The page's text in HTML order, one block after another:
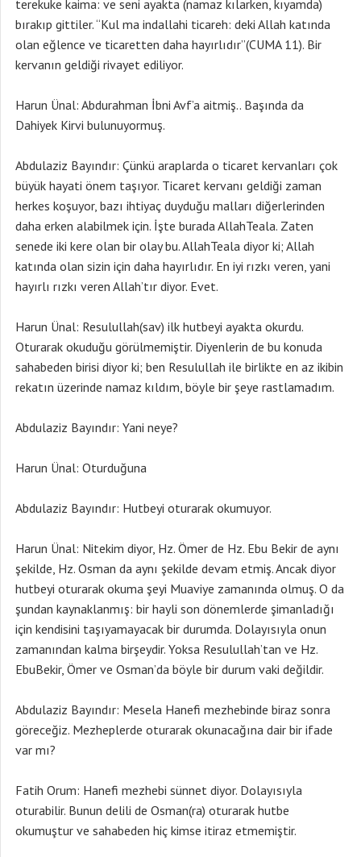
terekuke kaima: ve seni ayakta (namaz kılarken, kıyamda)
bırakıp gittiler. “Kul ma indallahi ticareh: deki Allah katında
olan eğlence ve ticaretten daha hayırlıdır”(CUMA 11). Bir
kervanın geldiği rivayet ediliyor.
Harun Ünal: Abdurahman İbni Avf’a aitmiş.. Başında da
Dahiyek Kirvi bulunuyormuş.
Abdulaziz Bayındır: Çünkü araplarda o ticaret kervanları çok
büyük hayati önem taşıyor. Ticaret kervanı geldiği zaman
herkes koşuyor, bazı ihtiyaç duyduğu malları diğerlerinden
daha erken alabilmek için. İşte burada AllahTeala. Zaten
senede iki kere olan bir olay bu. AllahTeala diyor ki; Allah
katında olan sizin için daha hayırlıdır. En iyi rızkı veren, yani
hayırlı rızkı veren Allah’tır diyor. Evet.
Harun Ünal: Resulullah(sav) ilk hutbeyi ayakta okurdu.
Oturarak okuduğu görülmemiştir. Diyenlerin de bu konuda
sahabeden birisi diyor ki; ben Resulullah ile birlikte en az ikibin
rekatın üzerinde namaz kıldım, böyle bir şeye rastlamadım.
Abdulaziz Bayındır: Yani neye?
Harun Ünal: Oturduğuna
Abdulaziz Bayındır: Hutbeyi oturarak okumuyor.
Harun Ünal: Nitekim diyor, Hz. Ömer de Hz. Ebu Bekir de aynı
şekilde, Hz. Osman da aynı şekilde devam etmiş. Ancak diyor
hutbeyi oturarak okuma şeyi Muaviye zamanında olmuş. O da
şundan kaynaklanmış: bir hayli son dönemlerde şimanladığı
için kendisini taşıyamayacak bir durumda. Dolayısıyla onun
zamanından kalma birşeydir. Yoksa Resulullah’tan ve Hz.
EbuBekir, Ömer ve Osman’da böyle bir durum vaki değildir.
Abdulaziz Bayındır: Mesela Hanefi mezhebinde biraz sonra
göreceğiz. Mezheplerde oturarak okunacağına dair bir ifade
var mı?
Fatih Orum: Hanefi mezhebi sünnet diyor. Dolayısıyla
oturabilir. Bunun delili de Osman(ra) oturarak hutbe
okumuştur ve sahabeden hiç kimse itiraz etmemiştir.